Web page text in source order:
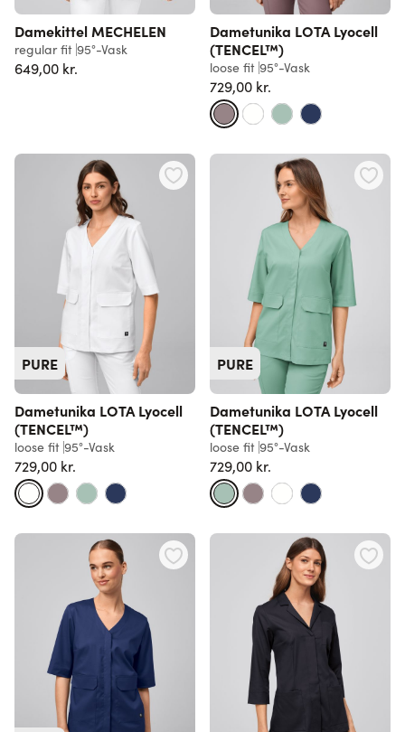
Damekittel MECHELEN
regular fit 95°-Vask
649,00 kr.
Dametunika LOTA Lyocell
(TENCEL™)
loose fit 95°-Vask
729,00 kr.
PURE
Dametunika LOTA Lyocell
(TENCEL™)
loose fit 95°-Vask
729,00 kr.
PURE
Dametunika LOTA Lyocell
(TENCEL™)
loose fit 95°-Vask
729,00 kr.